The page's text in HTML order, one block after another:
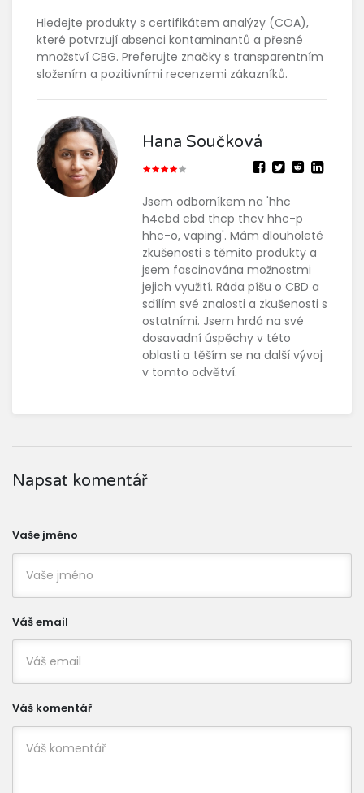
Hledejte produkty s certifikátem analýzy (COA),
které potvrzují absenci kontaminantů a přesné
množství CBG. Preferujte značky s transparentním
složením a pozitivními recenzemi zákazníků.
Hana Součková
Jsem odborníkem na 'hhc
h4cbd cbd thcp thcv hhc-p
hhc-o, vaping'. Mám dlouholeté
zkušenosti s těmito produkty a
jsem fascinována možnostmi
jejich využití. Ráda píšu o CBD a
sdílím své znalosti a zkušenosti s
ostatními. Jsem hrdá na své
dosavadní úspěchy v této
oblasti a těším se na další vývoj
v tomto odvětví.
Napsat komentář
Vaše jméno
Váš email
Váš komentář